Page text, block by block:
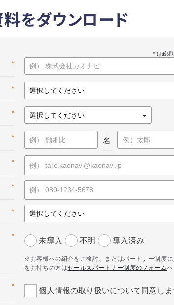
をダウンロード
*
*
*
* 名
*
*
*
* 未導入 不明 導入済み
※お客様への紹介をご検討、またはパートナー制度に
をお持ちの方はセールスパートナー制度のフォームへ
* 個人情報の取り扱いについて同意しま